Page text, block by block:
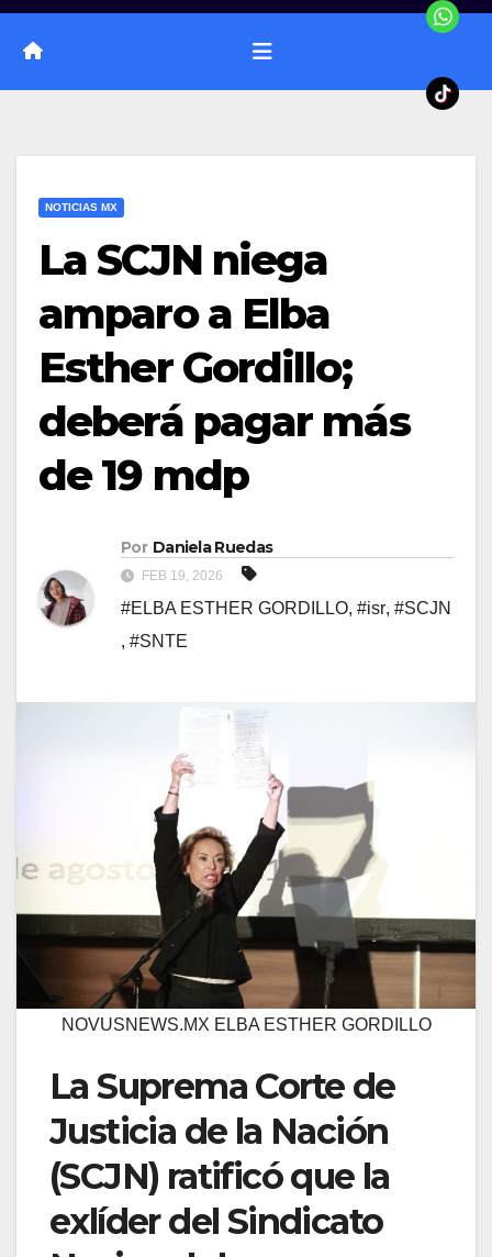
NOTICIAS MX
La SCJN niega
amparo a Elba
Esther Gordillo;
deberá pagar más
de 19 mdp
Por Daniela Ruedas
FEB 19, 2026
#ELBA ESTHER GORDILLO, #isr, #SCJN
, #SNTE
NOVUSNEWS.MX ELBA ESTHER GORDILLO
La Suprema Corte de
Justicia de la Nación
(SCJN) ratificó que la
exlíder del Sindicato